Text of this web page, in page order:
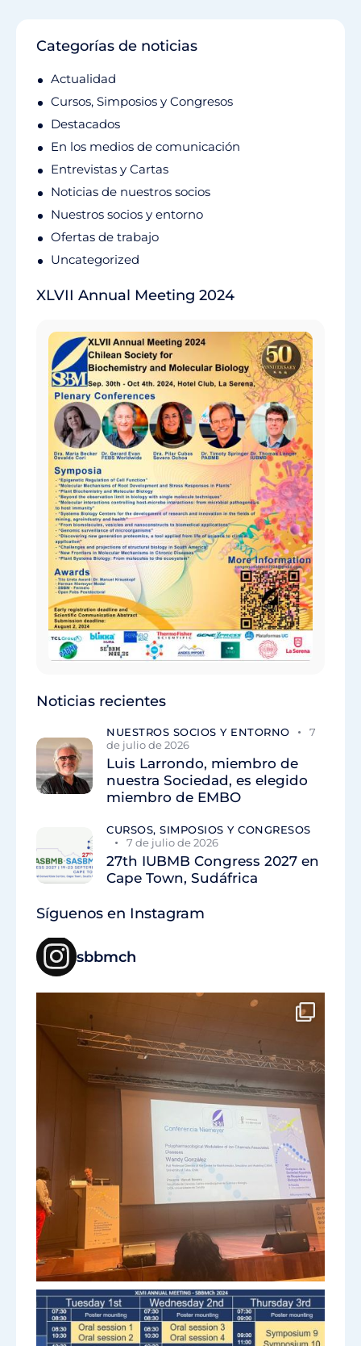
Categorías de noticias
Actualidad
Cursos, Simposios y Congresos
Destacados
En los medios de comunicación
Entrevistas y Cartas
Noticias de nuestros socios
Nuestros socios y entorno
Ofertas de trabajo
Uncategorized
XLVII Annual Meeting 2024
Noticias recientes
NUESTROS SOCIOS Y ENTORNO
7
de julio de 2026
Luis Larrondo, miembro de
nuestra Sociedad, es elegido
miembro de EMBO
CURSOS, SIMPOSIOS Y CONGRESOS
7 de julio de 2026
27th IUBMB Congress 2027 en
Cape Town, Sudáfrica
Síguenos en Instagram
sbbmch